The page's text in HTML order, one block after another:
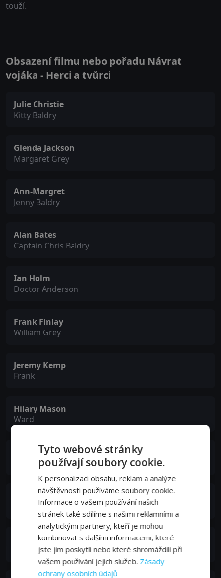
touží.
Obsazení filmu nebo pořadu Návrat
vojáka - Herci a tvůrci
Julie Christie
Kitty Baldry
Glenda Jackson
Margaret Grey
Ann-Margret
Jenny Baldry
Alan Bates
Captain Chris Baldry
Ian Holm
Doctor Anderson
Frank Finlay
William Grey
Jeremy Kemp
Frank
Hilary Mason
Ward
John Sharp
Pearson
Elizabeth Edmonds
Valerie Whittington
Beatrice
Tyto webové stránky
používají soubory cookie.
K personalizaci obsahu, reklam a analýze
návštěvnosti používáme soubory cookie.
Informace o vašem používání našich
stránek také sdílíme s našimi reklamními a
analytickými partnery, kteří je mohou
kombinovat s dalšími informacemi, které
jste jim poskytli nebo které shromáždili při
vašem používání jejich služeb. Zásady
ochrany osobních údajů